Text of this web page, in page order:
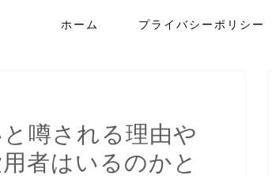
ホーム プライバシーポリシー
噂される理由や
者はいるのかと